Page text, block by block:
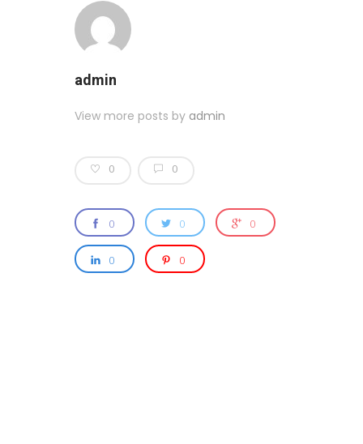
admin
View more posts by admin
0 0
0 0 0
0 0